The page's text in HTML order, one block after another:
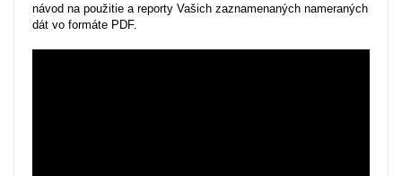
návod na použitie a reporty Vašich zaznamenaných nameraných
dát vo formáte PDF.